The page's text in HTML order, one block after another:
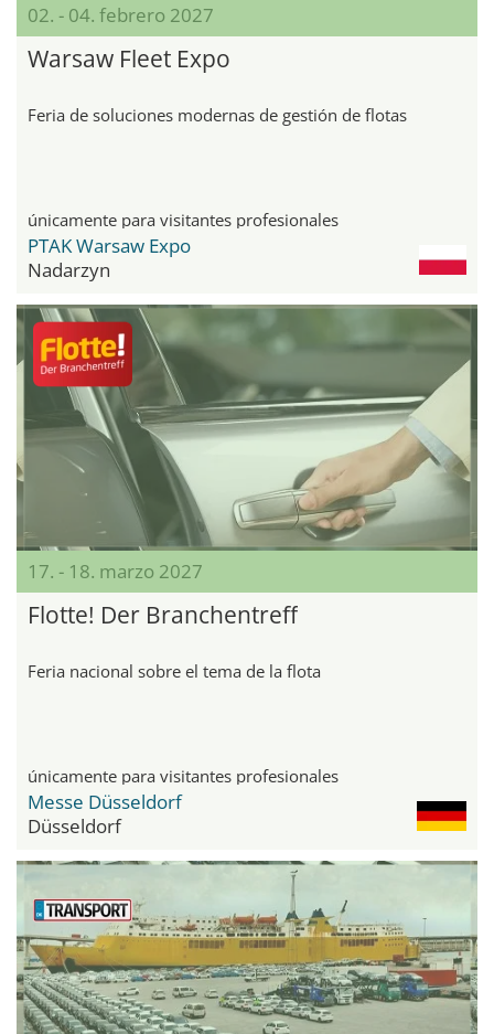
02. - 04. febrero 2027
Warsaw Fleet Expo
Feria de soluciones modernas de gestión de flotas
únicamente para visitantes profesionales
PTAK Warsaw Expo
Nadarzyn
17. - 18. marzo 2027
Flotte! Der Branchentreff
Feria nacional sobre el tema de la flota
únicamente para visitantes profesionales
Messe Düsseldorf
Düsseldorf